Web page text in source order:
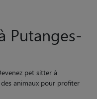
Putanges-
pet sitter à
animaux pour profiter